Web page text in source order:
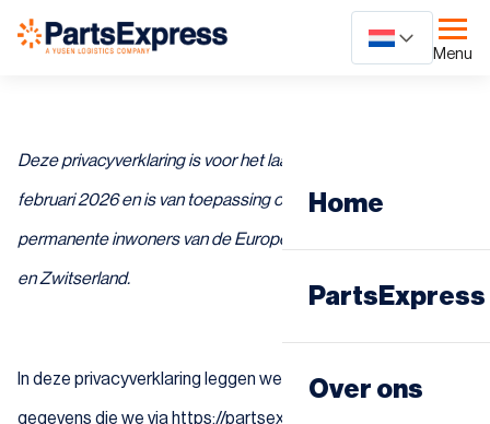
naar
Menu
Home
PartsExpress
Over ons
Deze privacyverklaring is voor het laatst bijgewerkt op 11
februari 2026 en is van toepassing op burgers en wettelijk
permanente inwoners van de Europese Economische Ruimte
en Zwitserland.
In deze privacyverklaring leggen we uit wat we doen met de
gegevens die we via https://partsexpress.eu